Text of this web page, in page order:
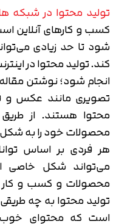
تولید محتوا در شبکه
کسب و کارهای آنلاین
شود تا حد زیادی
کند. تولید محتوا در
انجام شود؛ نوشتن
تصویری مانند عکس و
محتوا هستند. از
محصولات خود را به شکل
هر فردی بر اساس
می‌تواند شکل خاصی
محصولات و کسب و
تولید‌ محتوا به چه
است که محتوای خوب